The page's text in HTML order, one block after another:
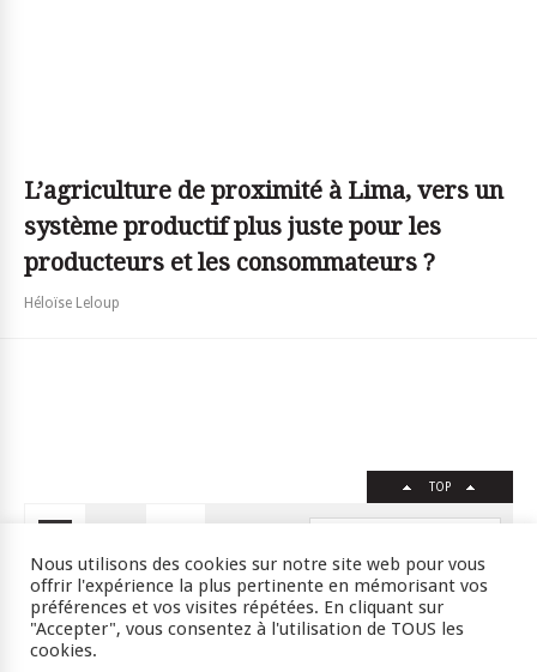
L’agriculture de proximité à Lima, vers un
système productif plus juste pour les
producteurs et les consommateurs ?
Héloïse Leloup
TOP
Crédits RSS Plan du site
Nous utilisons des cookies sur notre site web pour vous
offrir l'expérience la plus pertinente en mémorisant vos
préférences et vos visites répétées. En cliquant sur
"Accepter", vous consentez à l'utilisation de TOUS les
cookies.